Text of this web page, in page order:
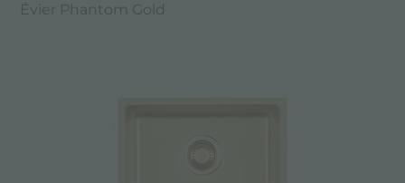
Évier Phantom Gold